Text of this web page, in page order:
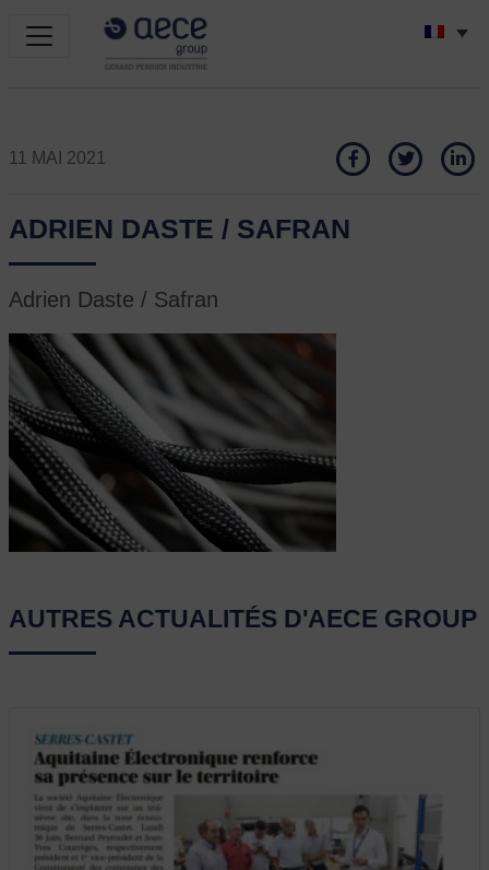
11 MAI 2021
ADRIEN DASTE / SAFRAN
Adrien Daste / Safran
AUTRES ACTUALITÉS D'AECE GROUP